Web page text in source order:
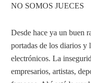
NO SOMOS JUECES
Desde hace ya un buen
portadas de los diarios y
electrónicos. La
empresarios, artistas,